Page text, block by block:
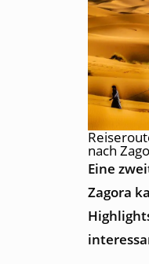
nach
Eine
Zagora